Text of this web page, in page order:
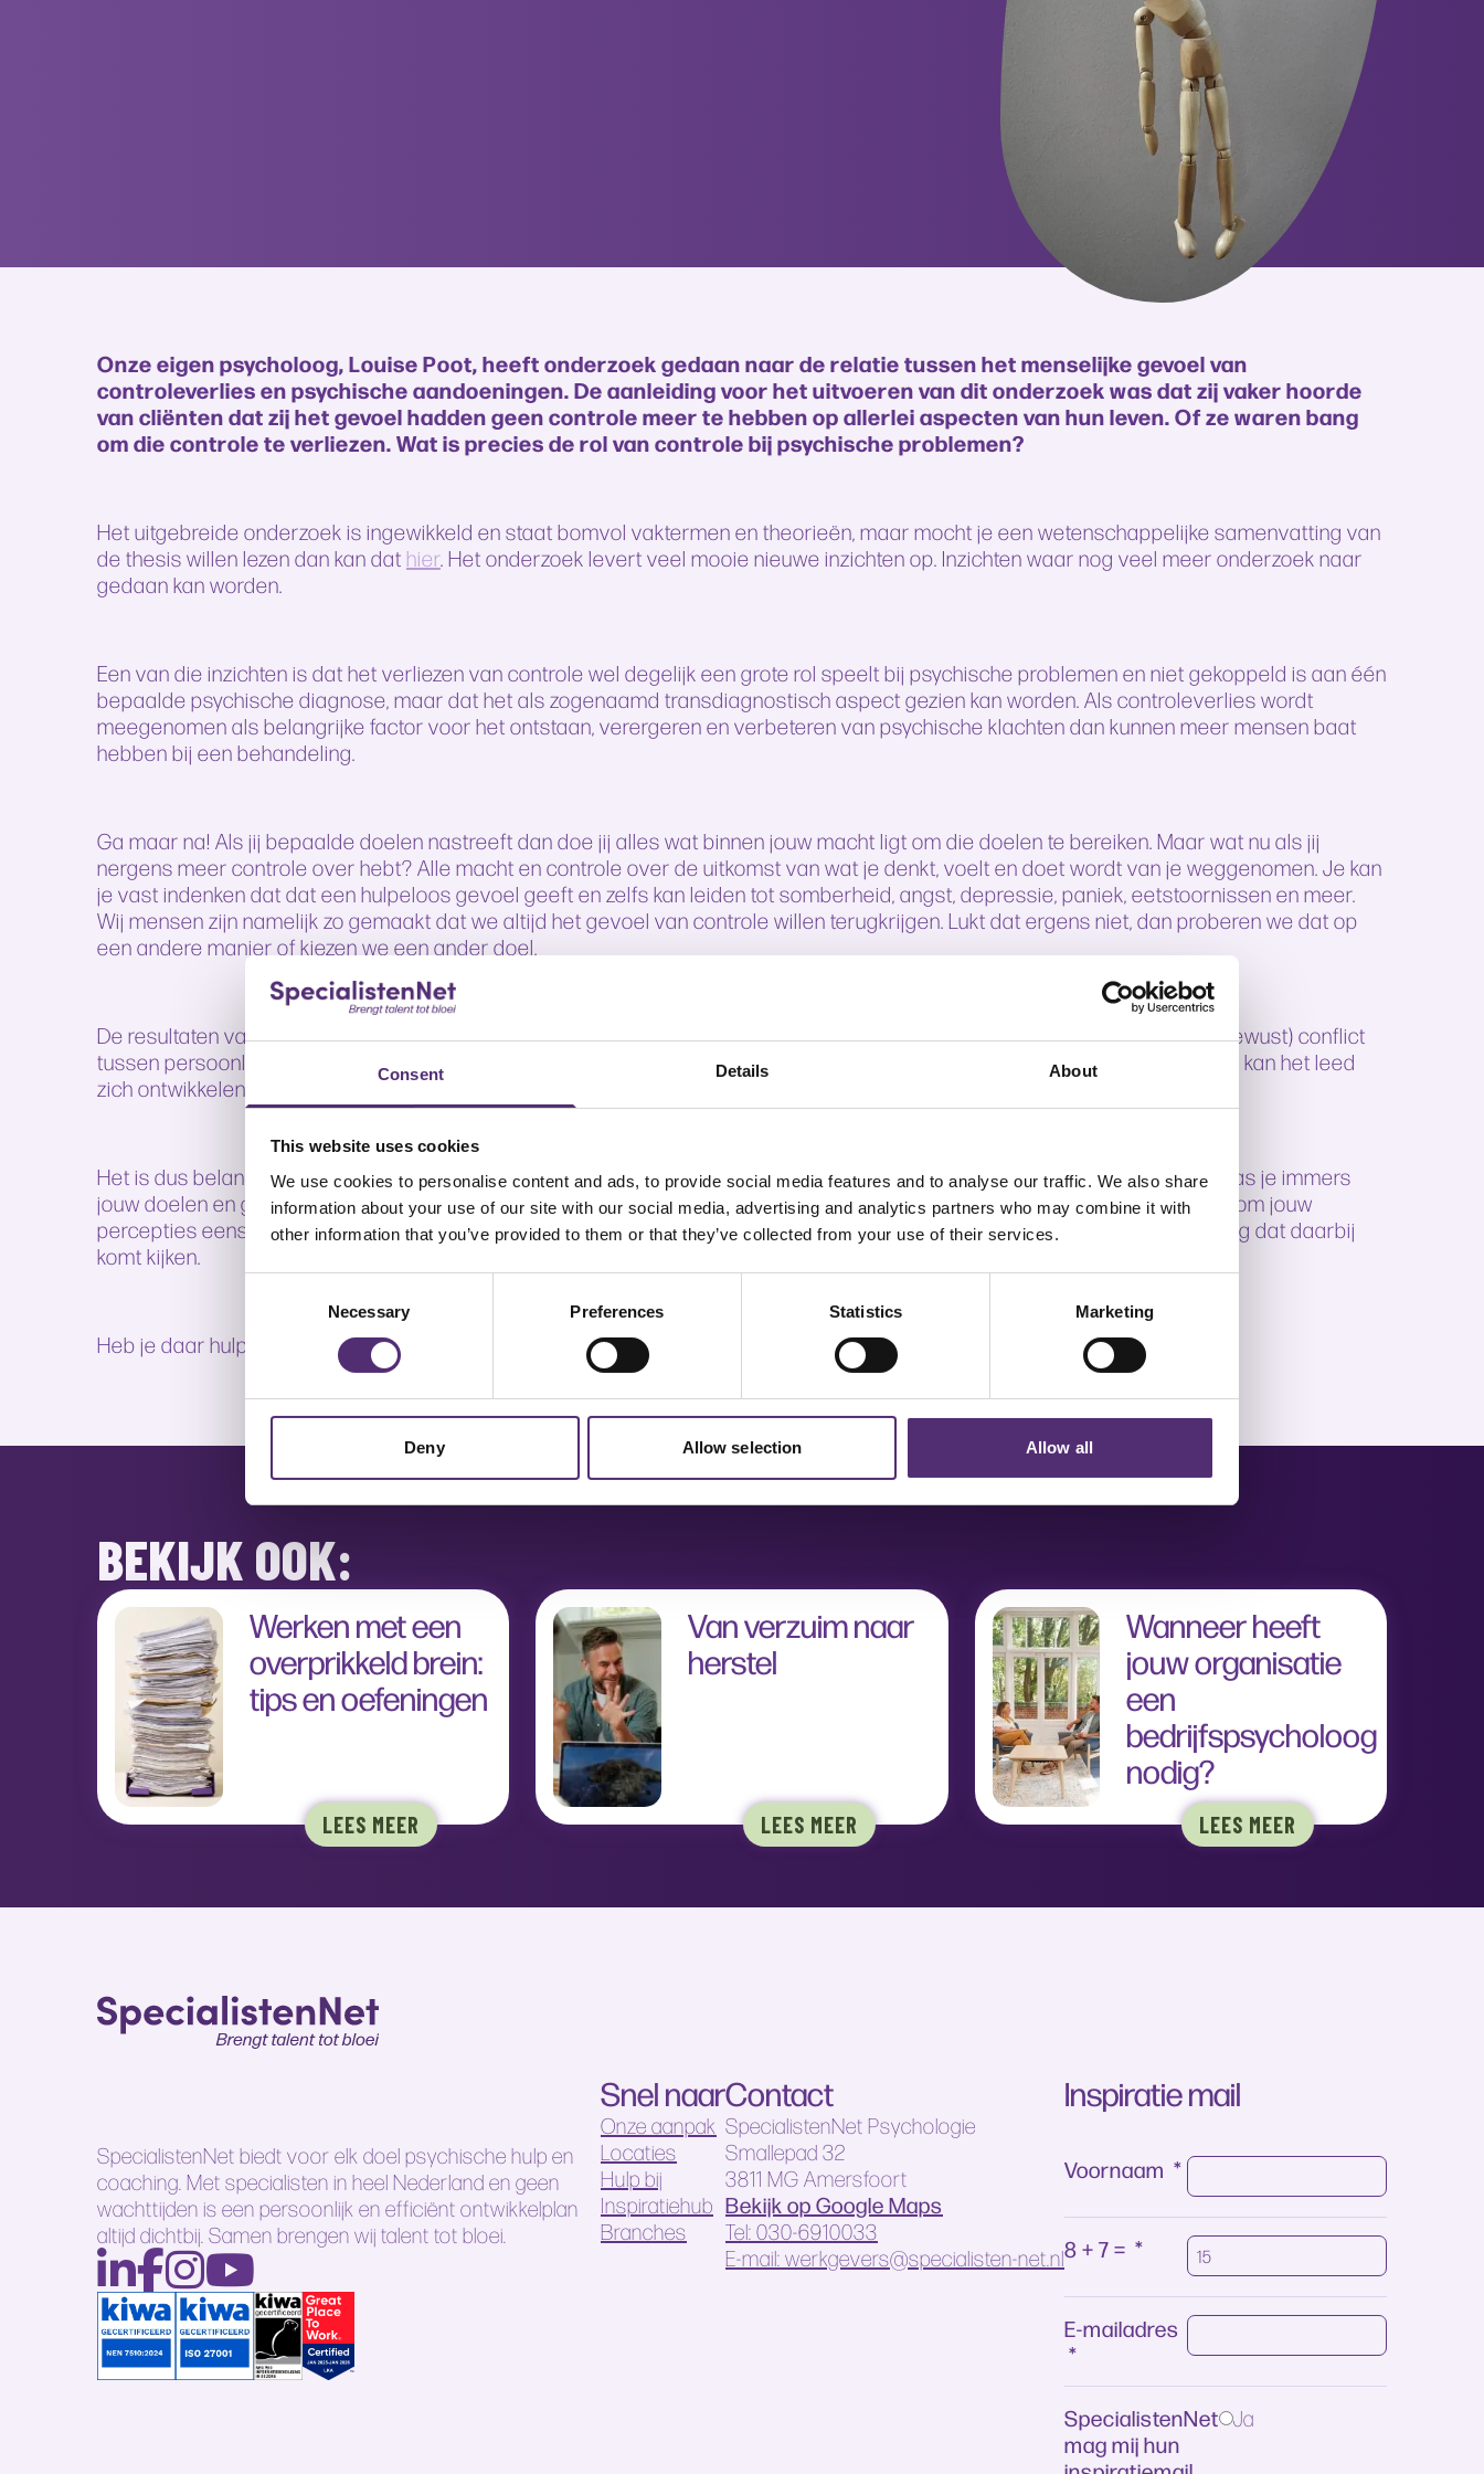
Consent Details About
This website uses cookies
We use cookies to personalise content and ads, to provide social media features and to analyse our traffic. We also share
information about your use of our site with our social media, advertising and analytics partners who may combine it with
other information that you’ve provided to them or that they’ve collected from your use of their services.
Necessary Preferences Statistics Marketing
Deny Allow selection Allow all
Onze eigen psycholoog, Louise Poot, heeft onderzoek gedaan naar de relatie tussen het menselijke gevoel van
controleverlies en psychische aandoeningen. De aanleiding voor het uitvoeren van dit onderzoek was dat zij vaker hoorde
van cliënten dat zij het gevoel hadden geen controle meer te hebben op allerlei aspecten van hun leven. Of ze waren bang
om die controle te verliezen. Wat is precies de rol van controle bij psychische problemen?
Het uitgebreide onderzoek is ingewikkeld en staat bomvol vaktermen en theorieën, maar mocht je een wetenschappelijke samenvatting van
de thesis willen lezen dan kan dat hier . Het onderzoek levert veel mooie nieuwe inzichten op. Inzichten waar nog veel meer onderzoek naar
gedaan kan worden.
Een van die inzichten is dat het verliezen van controle wel degelijk een grote rol speelt bij psychische problemen en niet gekoppeld is aan één
bepaalde psychische diagnose, maar dat het als zogenaamd transdiagnostisch aspect gezien kan worden. Als controleverlies wordt
meegenomen als belangrijke factor voor het ontstaan, verergeren en verbeteren van psychische klachten dan kunnen meer mensen baat
hebben bij een behandeling.
Ga maar na! Als jij bepaalde doelen nastreeft dan doe jij alles wat binnen jouw macht ligt om die doelen te bereiken. Maar wat nu als jij
nergens meer controle over hebt? Alle macht en controle over de uitkomst van wat je denkt, voelt en doet wordt van je weggenomen. Je kan
je vast indenken dat dat een hulpeloos gevoel geeft en zelfs kan leiden tot somberheid, angst, depressie, paniek, eetstoornissen en meer.
Wij mensen zijn namelijk zo gemaakt dat we altijd het gevoel van controle willen terugkrijgen. Lukt dat ergens niet, dan proberen we dat op
een andere manier of kiezen we een ander doel.
De resultaten van het onderzoek van Louise geven aan dat controleverlies kan worden gezien als het resultaat van een (onbewust) conflict
tussen persoonlijke doelen dat psychisch leed veroorzaakt. Wanneer het conflict of deze
blijft duren en chronisch wordt, kan het leed
zich ontwikkelen tot psychopathologie. Onder psychopathologie verstaan we langdurige psychische stoornissen of ziekte.
Het is dus belangrijk om jezelf af te vragen hoe jij naar de wereld kijkt. Deze perceptie speelt namelijk een cruciale rol. Daar pas je immers
jouw doelen en gedrag op aan. Om psychische problemen beter te begrijpen of te voorkomen zou het al helpend kunnen zijn om jouw
percepties eens kritisch onder de loep te nemen. En daaropvolgend even stilstaan bij de gedachtes, gevoelens en het gedrag dat daarbij
komt kijken.
Heb je daar hulp bij nodig? Wij helpen je graag.
BEKIJK OOK:
Werken met een
overprikkeld brein:
tips en oefeningen
LEES MEER
Van verzuim naar
herstel
LEES MEER
Wanneer heeft
jouw organisatie
een
bedrijfspsycholoog
nodig?
LEES MEER
SpecialistenNet biedt voor elk doel psychische hulp en
coaching. Met specialisten in heel Nederland en geen
wachttijden is een persoonlijk en efficiënt ontwikkelplan
altijd dichtbij. Samen brengen wij talent tot bloei.
Snel naar
Onze aanpak
Locaties
Hulp bij
Inspiratiehub
Branches
Contact
SpecialistenNet Psychologie
Smallepad 32
3811 MG Amersfoort
Bekijk op Google Maps
Tel: 030-6910033
E-mail: werkgevers@specialisten-net.nl
Inspiratie mail
Voornaam *
8 + 7 = *
E-mailadres
*
SpecialistenNet
mag mij hun
Ja